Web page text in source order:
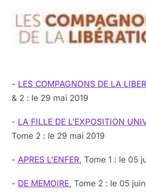
- LES COMPAGNONS DE LA
& 2 : le 29 mai 2019
- LA FILLE DE L'EXPOSITION
Tome 2 : le 29 mai 2019
- APRES L'ENFER, Tome 1 : le 05
- DE MEMOIRE, Tome 2 : le 05